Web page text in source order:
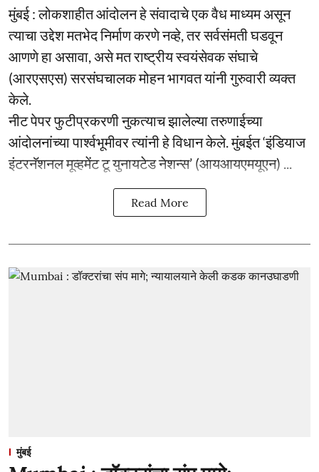
मुंबई : लोकशाहीत आंदोलन हे संवादाचे एक वैध माध्यम असून
त्याचा उद्देश मतभेद निर्माण करणे नव्हे, तर सर्वसंमती घडवून
आणणे हा असावा, असे मत राष्ट्रीय स्वयंसेवक संघाचे
(आरएसएस) सरसंघचालक मोहन भागवत यांनी गुरुवारी व्यक्त
केले.
नीट पेपर फुटीप्रकरणी नुकत्याच झालेल्या तरुणाईच्या
आंदोलनांच्या पार्श्वभूमीवर त्यांनी हे विधान केले. मुंबईत ‘इंडियाज
इंटरनॅशनल मूव्हमेंट टू युनायटेड नेशन्स’ (आयआयएमयूएन) ...
Read More
मुंबई